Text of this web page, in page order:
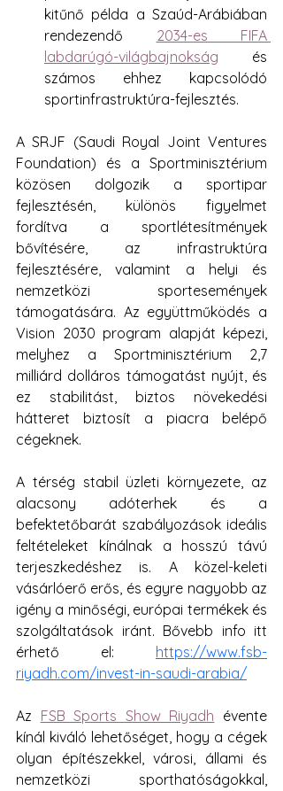
kitűnő példa a Szaúd-Arábiában
rendezendő 2034-es FIFA
labdarúgó-világbajnokság és
számos ehhez kapcsolódó
sportinfrastruktúra-fejlesztés.
A SRJF (Saudi Royal Joint Ventures
Foundation) és a Sportminisztérium
közösen dolgozik a sportipar
fejlesztésén, különös figyelmet
fordítva a sportlétesítmények
bővítésére, az infrastruktúra
fejlesztésére, valamint a helyi és
nemzetközi sportesemények
támogatására. Az együttműködés a
Vision 2030 program alapját képezi,
melyhez a Sportminisztérium 2,7
milliárd dolláros támogatást nyújt, és
ez stabilitást, biztos növekedési
hátteret biztosít a piacra belépő
cégeknek.
A térség stabil üzleti környezete, az
alacsony adóterhek és a
befektetőbarát szabályozások ideális
feltételeket kínálnak a hosszú távú
terjeszkedéshez is. A közel-keleti
vásárlóerő erős, és egyre nagyobb az
igény a minőségi, európai termékek és
szolgáltatások iránt. Bővebb info itt
érhető el: https://www.fsb-
riyadh.com/invest-in-saudi-arabia/
Az FSB Sports Show Riyadh évente
kínál kiváló lehetőséget, hogy a cégek
olyan építészekkel, városi, állami és
nemzetközi sporthatóságokkal,